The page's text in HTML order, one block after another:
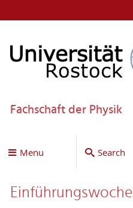
Fachschaft der Physik
Menu Search
Einführungswoche